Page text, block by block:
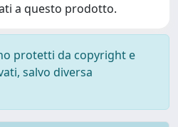
a questo prodotto.
protetti da copyright e
salvo diversa